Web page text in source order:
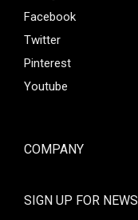
Facebook
Twitter
Pinterest
Youtube
COMPANY
SIGN UP FOR NEWS